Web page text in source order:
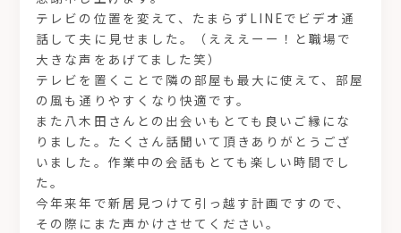
テレビの位置を変えて、たまらずLINEでビデオ通
話して夫に見せました。（えええーー！と職場で
大きな声をあげてました笑）
テレビを置くことで隣の部屋も最大に使えて、部屋
の風も通りやすくなり快適です。
また八木田さんとの出会いもとても良いご縁にな
りました。たくさん話聞いて頂きありがとうござ
いました。作業中の会話もとても楽しい時間でし
た。
今年来年で新居見つけて引っ越す計画ですので、
その際にまた声かけさせてください。